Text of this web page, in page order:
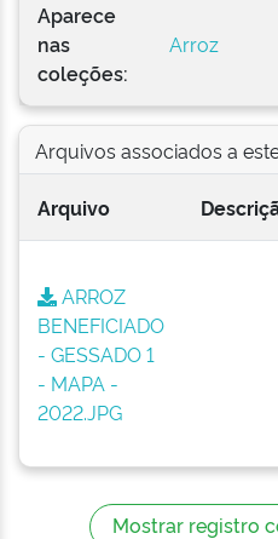
Aparece
nas
coleções:
Arroz
Arquivos associados a
Arquivo
ARROZ
BENEFICIADO
- GESSADO 1
- MAPA -
2022.JPG
Mostrar registro